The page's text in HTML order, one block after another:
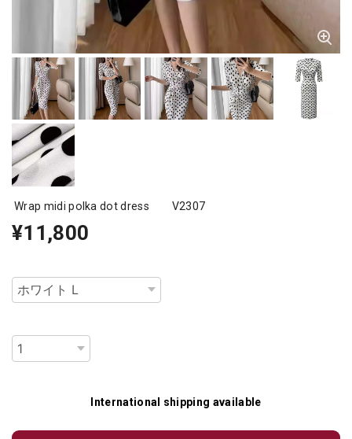
Wrap midi polka dot dress V2307
¥11,800
International shipping available